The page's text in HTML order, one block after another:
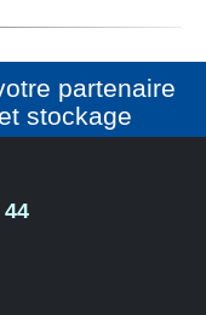
partenaire
stockage
44